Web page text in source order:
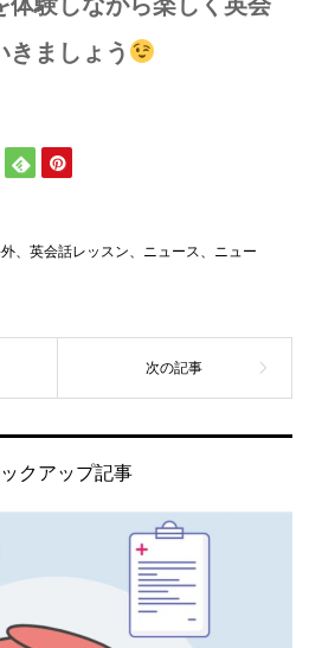
きましょう
、英会話レッスン、ニュース、ニュー
クアップ記事